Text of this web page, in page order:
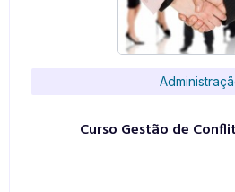
Curso Gestão de